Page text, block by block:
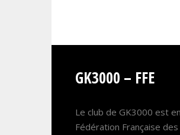
GK3000 – FFE
Le club de GK3000 est
Fédération Française